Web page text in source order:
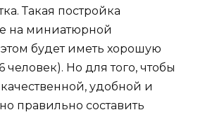
Такая постройка
на миниатюрной
будет иметь хорошую
человек). Но для того, чтобы
удобной и
правильно составить